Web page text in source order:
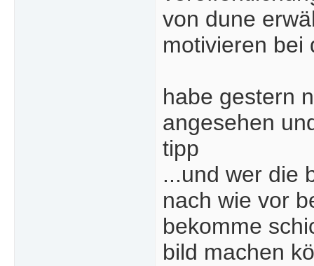
von dune
motivieren bei
habe gestern
angesehen
tipp
...und wer die
nach wie vor
bekomme
bild machen